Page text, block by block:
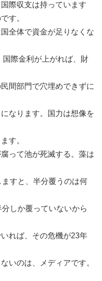
際収支は持っています
す。
全体で資金が足りなくな
際金利が上がれば、財
間部門で穴埋めできずに
なります。国力は想像を
す。
って池が死滅する。藻は
すと、半分覆うのは何
しか覆っていないから
れば、その危機が23年
いのは、メディアです。